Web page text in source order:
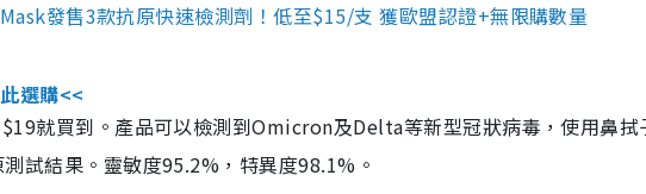
發售3款抗原快速檢測劑！低至$15/支 獲歐盟認證+無限購數量
選購<<
就買到。產品可以檢測到Omicron及Delta等新型冠狀病毒，使用鼻拭
試結果。靈敏度95.2%，特異度98.1%。